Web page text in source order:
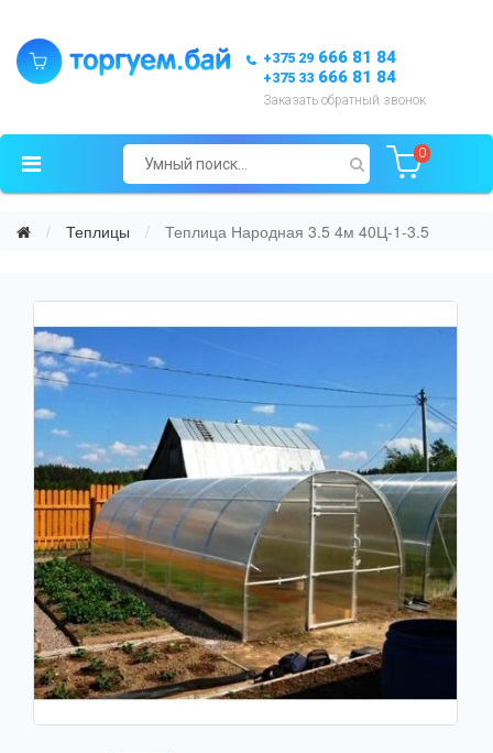
+375 29 666 81 84
+375 33 666 81 84
Заказать обратный звонок
0
Теплицы Теплица Народная 3.5 4м 40Ц-1-3.5